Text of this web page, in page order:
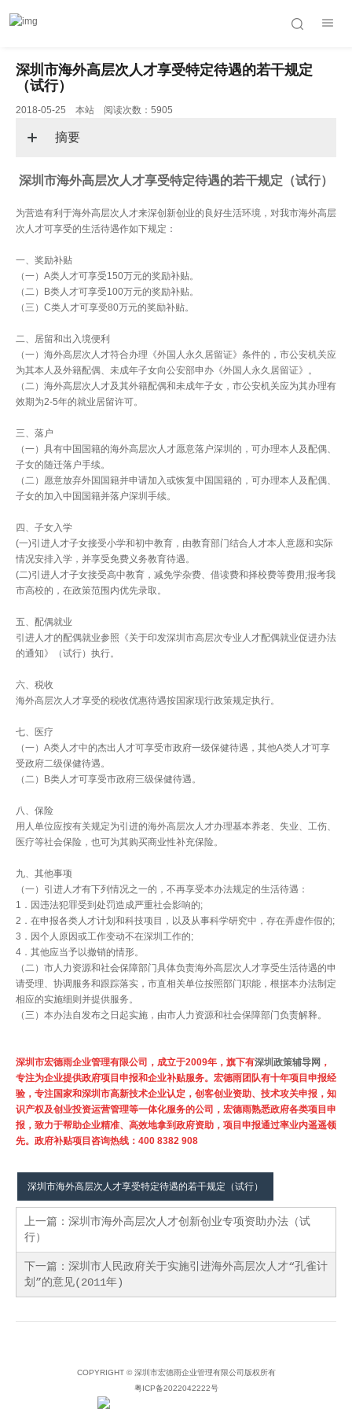
深圳市海外高层次人才享受特定待遇的若干规定
（试行）
2018-05-25 本站 阅读次数：5905
摘要
深圳市海外高层次人才享受特定待遇的若干规定（试行）
为营造有利于海外高层次人才来深创新创业的良好生活环境，对我市海外高层
次人才可享受的生活待遇作如下规定：
一、奖励补贴
（一）A类人才可享受150万元的奖励补贴。
（二）B类人才可享受100万元的奖励补贴。
（三）C类人才可享受80万元的奖励补贴。
二、居留和出入境便利
（一）海外高层次人才符合办理《外国人永久居留证》条件的，市公安机关应
为其本人及外籍配偶、未成年子女向公安部申办《外国人永久居留证》。
（二）海外高层次人才及其外籍配偶和未成年子女，市公安机关应为其办理有
效期为2-5年的就业居留许可。
三、落户
（一）具有中国国籍的海外高层次人才愿意落户深圳的，可办理本人及配偶、
子女的随迁落户手续。
（二）愿意放弃外国国籍并申请加入或恢复中国国籍的，可办理本人及配偶、
子女的加入中国国籍并落户深圳手续。
四、子女入学
(一)引进人才子女接受小学和初中教育，由教育部门结合人才本人意愿和实际
情况安排入学，并享受免费义务教育待遇。
(二)引进人才子女接受高中教育，减免学杂费、借读费和择校费等费用;报考我
市高校的，在政策范围内优先录取。
五、配偶就业
引进人才的配偶就业参照《关于印发深圳市高层次专业人才配偶就业促进办法
的通知》（试行）执行。
六、税收
海外高层次人才享受的税收优惠待遇按国家现行政策规定执行。
七、医疗
（一）A类人才中的杰出人才可享受市政府一级保健待遇，其他A类人才可享
受政府二级保健待遇。
（二）B类人才可享受市政府三级保健待遇。
八、保险
用人单位应按有关规定为引进的海外高层次人才办理基本养老、失业、工伤、
医疗等社会保险，也可为其购买商业性补充保险。
九、其他事项
（一）引进人才有下列情况之一的，不再享受本办法规定的生活待遇：
1．因违法犯罪受到处罚造成严重社会影响的;
2．在申报各类人才计划和科技项目，以及从事科学研究中，存在弄虚作假的;
3．因个人原因或工作变动不在深圳工作的;
4．其他应当予以撤销的情形。
（二）市人力资源和社会保障部门具体负责海外高层次人才享受生活待遇的申
请受理、协调服务和跟踪落实，市直相关单位按照部门职能，根据本办法制定
相应的实施细则并提供服务。
（三）本办法自发布之日起实施，由市人力资源和社会保障部门负责解释。
深圳市宏德雨企业管理有限公司，成立于2009年，旗下有深圳政策辅导网 ，
专注为企业提供政府项目申报和企业补贴服务。宏德雨团队有十年项目申报经
验，专注国家和深圳市高新技术企业认定，创客创业资助、技术攻关申报，知
识产权及创业投资运营管理等一体化服务的公司，宏德雨熟悉政府各类项目申
报，致力于帮助企业精准、高效地拿到政府资助，项目申报通过率业内遥遥领
先。政府补贴项目咨询热线：400 8382 908
深圳市海外高层次人才享受特定待遇的若干规定（试行）
上一篇： 深圳市海外高层次人才创新创业专项资助办法（试
行）
下一篇： 深圳市人民政府关于实施引进海外高层次人才“孔雀计
划”的意见(2011年)
COPYRIGHT © 深圳市宏德雨企业管理有限公司版权所有
粤ICP备2022042222号